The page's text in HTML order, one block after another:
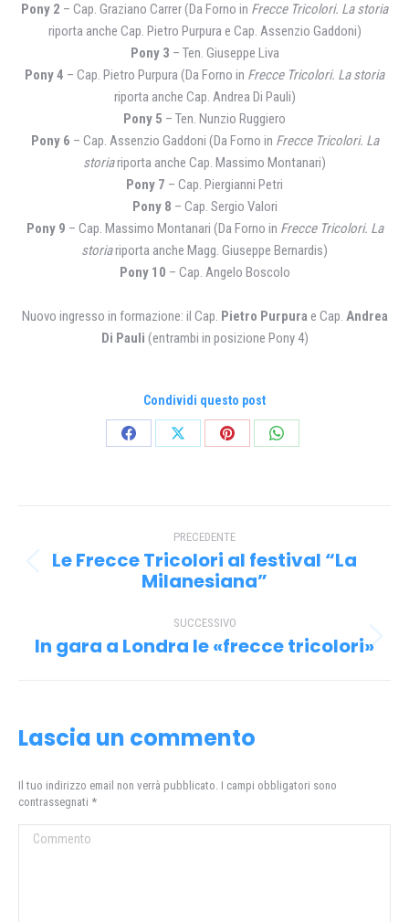
Pony 2 – Cap. Graziano Carrer (Da Forno in Frecce Tricolori. La storia
riporta anche Cap. Pietro Purpura e Cap. Assenzio Gaddoni)
Pony 3 – Ten. Giuseppe Liva
Pony 4 – Cap. Pietro Purpura (Da Forno in Frecce Tricolori. La storia
riporta anche Cap. Andrea Di Pauli)
Pony 5 – Ten. Nunzio Ruggiero
Pony 6 – Cap. Assenzio Gaddoni (Da Forno in Frecce Tricolori. La
storiariporta anche Cap. Massimo Montanari)
Pony 7 – Cap. Piergianni Petri
Pony 8 – Cap. Sergio Valori
Pony 9 – Cap. Massimo Montanari (Da Forno in Frecce Tricolori. La
storiariporta anche Magg. Giuseppe Bernardis)
Pony 10 – Cap. Angelo Boscolo
Nuovo ingresso in formazione: il Cap. Pietro Purpura e Cap. Andrea
Di Pauli (entrambi in posizione Pony 4)
Condividi questo post
CondividiCondividiCondividiCondividi
tra PRECEDENTE
Post
precedente:
Le Frecce Tricolori al festival “La
Milanesiana”
SUCCESSIVO
Prossimo
In gara a Londra le «frecce tricolori»
Lascia un commento
Il tuo indirizzo email non verrà pubblicato. I campi obbligatori sono
contrassegnati *
Commento